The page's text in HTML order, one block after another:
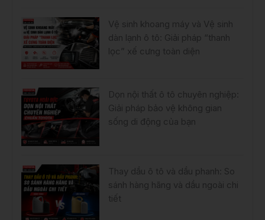
Vệ sinh khoang máy và Vệ sinh
dàn lạnh ô tô: Giải pháp “thanh
lọc” xế cưng toàn diện
Dọn nội thất ô tô chuyên nghiệp:
Giải pháp bảo vệ không gian
sống di động của bạn
Thay dầu ô tô và dầu phanh: So
sánh hàng hãng và dầu ngoài chi
tiết